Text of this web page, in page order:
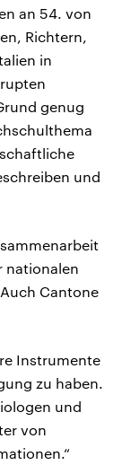
an 54. von
Richtern,
in
genug
und
nationalen
Cantone
Instrumente
zu haben.
und
von